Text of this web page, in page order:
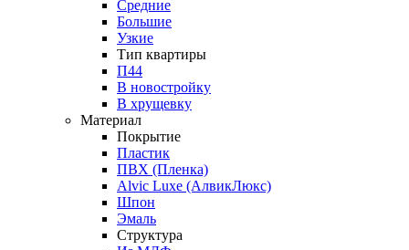
Средние
Большие
Узкие
Тип квартиры
П44
В новостройку
В хрущевку
Материал
Покрытие
Пластик
ПВХ (Пленка)
Alvic Luxe (АлвикЛюкс)
Шпон
Эмаль
Структура